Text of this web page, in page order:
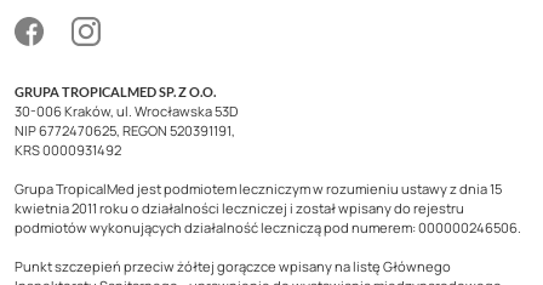
GRUPA TROPICALMED SP. Z O.O.
30-006 Kraków, ul. Wrocławska 53D
NIP 6772470625, REGON 520391191,
KRS 0000931492
Grupa TropicalMed jest podmiotem leczniczym w rozumieniu ustawy z dnia 15
kwietnia 2011 roku o działalności leczniczej i został wpisany do rejestru
podmiotów wykonujących działalność leczniczą pod numerem: 000000246506.
Punkt szczepień przeciw żółtej gorączce wpisany na listę Głównego